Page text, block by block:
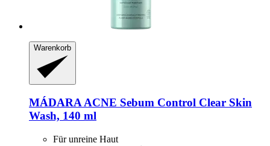
Warenkorb
MÁDARA ACNE Sebum Control Clear Skin
Wash, 140 ml
Für unreine Haut